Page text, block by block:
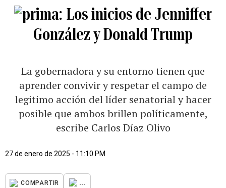
Los inicios de Jenniffer
González y Donald Trump
La gobernadora y su entorno tienen que
aprender convivir y respetar el campo de
legitimo acción del líder senatorial y hacer
posible que ambos brillen políticamente,
escribe Carlos Díaz Olivo
27 de enero de 2025 - 11:10 PM
COMPARTIR ...